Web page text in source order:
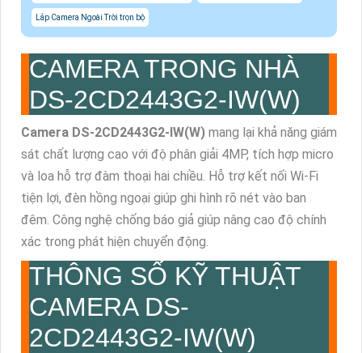
Lắp Camera Ngoài Trời trọn bộ
CAMERA TRONG NHÀ
DS-2CD2443G2-IW(W)
Camera DS-2CD2443G2-IW(W) mang lại khả năng giám
sát chất lượng cao với độ phân giải 4MP, tích hợp micro
và loa hỗ trợ đàm thoại hai chiều. Hỗ trợ kết nối Wi-Fi
tiện lợi, đèn hồng ngoại giúp ghi hình rõ nét vào ban
đêm. Công nghệ chống báo giả giúp nâng cao độ chính
xác trong phát hiện chuyển động.
THÔNG SỐ KỸ THUẬT
CAMERA DS-
2CD2443G2-IW(W)